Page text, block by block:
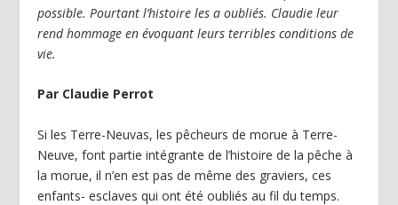
possible. Pourtant l’histoire les a oubliés. Claudie leur
rend hommage en évoquant leurs terribles conditions de
vie.
Par Claudie Perrot
Si les Terre-Neuvas, les pêcheurs de morue à Terre-
Neuve, font partie intégrante de l’histoire de la pêche à
la morue, il n’en est pas de même des graviers, ces
enfants- esclaves qui ont été oubliés au fil du temps.